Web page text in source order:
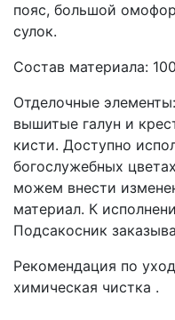
пояс, большой
сулок.
Состав материала:
Отделочные
вышитые галун и
кисти. Доступно
богослужебных
можем внести
материал. К
Подсакосник
Рекомендация по
химическая чистка .